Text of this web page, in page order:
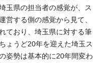
玉県の担当者の感覚が、ス
営する側の感覚から見て、
ており、埼玉県に対する筆
ょうど20年を迎えた埼玉ス
姿勢は基本的に20年間変わ